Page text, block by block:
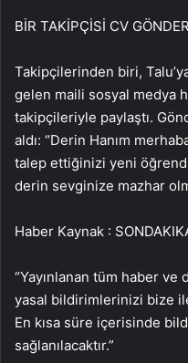
BİR TAKİPÇİSİ CV
Takipçilerinden biri,
gelen maili sosyal medya
takipçileriyle paylaştı.
aldı: “Derin Hanım
talep ettiğinizi yeni
derin sevginize mazhar
Haber Kaynak :
“Yayınlanan tüm haber
yasal bildirimlerinizi bize
En kısa süre içerisinde
sağlanılacaktır.”